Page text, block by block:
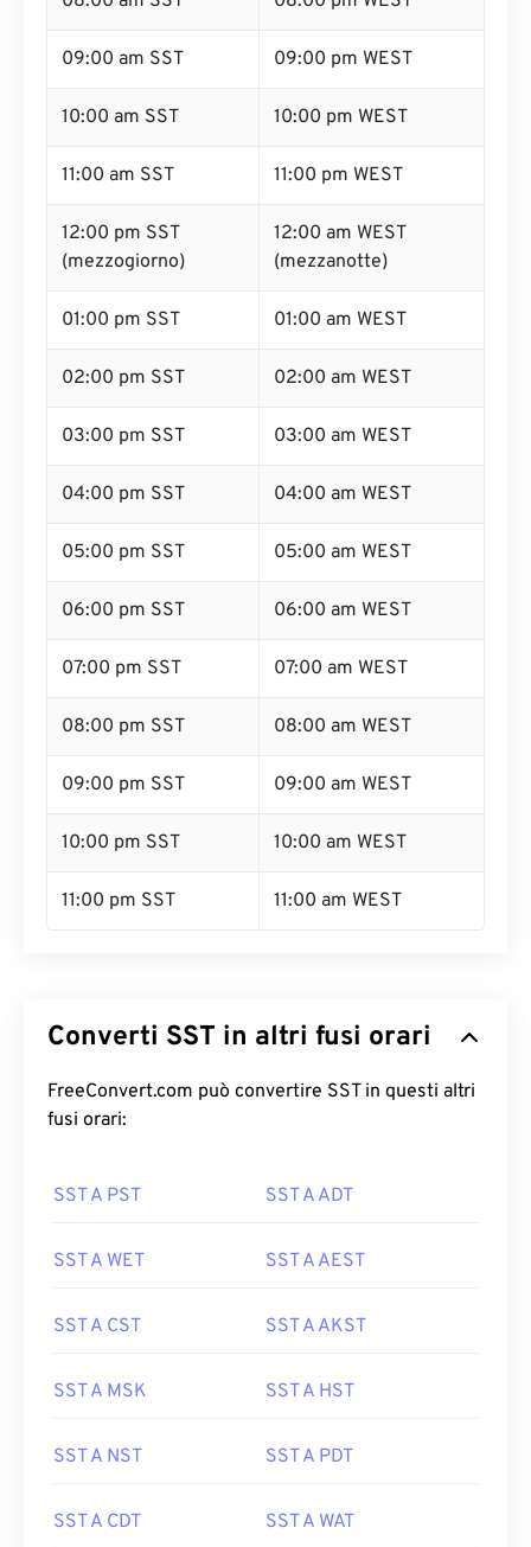
09:00 am SST 09:00 pm WEST
10:00 am SST 10:00 pm WEST
11:00 am SST 11:00 pm WEST
12:00 pm SST
(mezzogiorno)
12:00 am WEST
(mezzanotte)
01:00 pm SST 01:00 am WEST
02:00 pm SST 02:00 am WEST
03:00 pm SST 03:00 am WEST
04:00 pm SST 04:00 am WEST
05:00 pm SST 05:00 am WEST
06:00 pm SST 06:00 am WEST
07:00 pm SST 07:00 am WEST
08:00 pm SST 08:00 am WEST
09:00 pm SST 09:00 am WEST
10:00 pm SST 10:00 am WEST
11:00 pm SST 11:00 am WEST
Converti SST in altri fusi orari
FreeConvert.com può convertire SST in questi altri
fusi orari:
SST A PST SST A ADT
SST A WET SST A AEST
SST A CST SST A AKST
SST A MSK SST A HST
SST A NST SST A PDT
SST A CDT SST A WAT